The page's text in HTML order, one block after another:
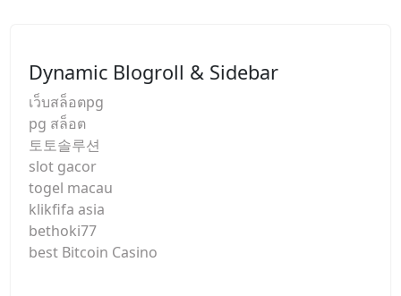
Dynamic Blogroll & Sidebar
เว็บสล็อตpg
pg สล็อต
토토솔루션
slot gacor
togel macau
klikfifa asia
bethoki77
best Bitcoin Casino